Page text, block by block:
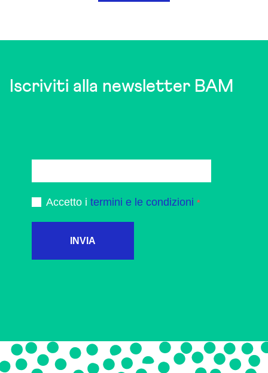
Iscriviti alla newsletter BAM
Accetto i termini e le condizioni
INVIA